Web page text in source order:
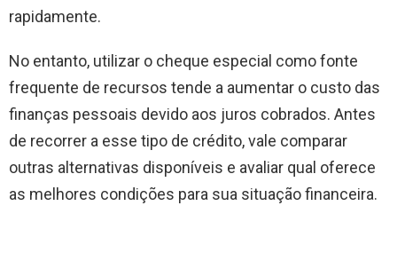
rapidamente.
No entanto, utilizar o cheque especial como fonte
frequente de recursos tende a aumentar o custo das
finanças pessoais devido aos juros cobrados. Antes
de recorrer a esse tipo de crédito, vale comparar
outras alternativas disponíveis e avaliar qual oferece
as melhores condições para sua situação financeira.